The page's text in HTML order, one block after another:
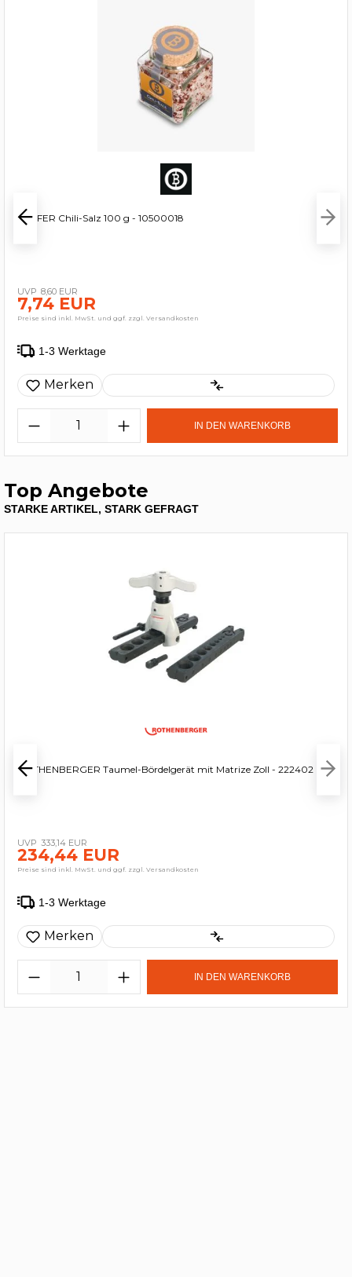
BEEFER Chili-Salz 100 g - 10500018
8,60 EUR
7,74 EUR
Preise sind inkl. MwSt. und ggf. zzgl. Versandkosten
1-3 Werktage
Merken
IN DEN WARENKORB
Top Angebote
STARKE ARTIKEL, STARK GEFRAGT
ROTHENBERGER Taumel-Bördelgerät mit Matrize Zoll - 222402
333,14 EUR
234,44 EUR
Preise sind inkl. MwSt. und ggf. zzgl. Versandkosten
1-3 Werktage
Merken
IN DEN WARENKORB